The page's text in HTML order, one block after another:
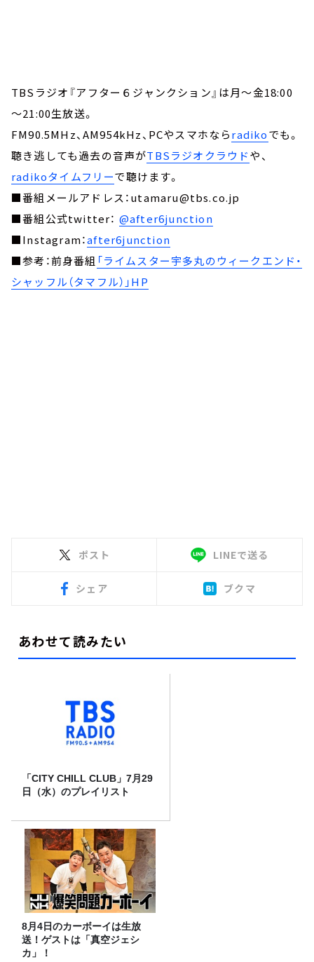
TBSラジオ『アフター６ジャンクション』は月～金18:00
～21:00生放送。
FM90.5MHz、AM954kHz、PCやスマホならradikoでも。
聴き逃しても過去の音声がTBSラジオクラウドや、
radikoタイムフリーで聴けます。
■番組メールアドレス：utamaru@tbs.co.jp
■番組公式twitter： @after6junction
■Instagram：after6junction
■参考：前身番組 「ライムスター宇多丸のウィークエンド・
シャッフル（タマフル）」HP
ポスト LINEで送る
シェア ブクマ
あわせて読みたい
「CITY CHILL CLUB」7月29
日（水）のプレイリスト
8月4日のカーボーイは生放
送！ゲストは「真空ジェシ
カ」！